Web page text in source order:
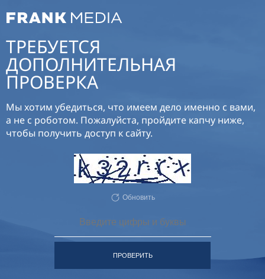
ТРЕБУЕТСЯ
ДОПОЛНИТЕЛЬНАЯ
ПРОВЕРКА
Мы хотим убедиться, что имеем дело именно с вами,
а не с роботом. Пожалуйста, пройдите капчу ниже,
чтобы получить доступ к сайту.
Обновить
ПРОВЕРИТЬ